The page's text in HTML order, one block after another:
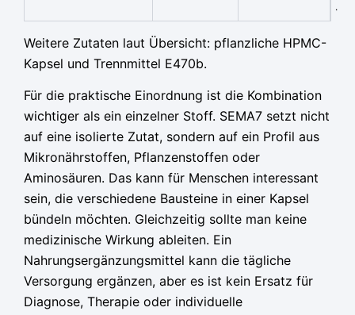
.
Weitere Zutaten laut Übersicht: pflanzliche HPMC-
Kapsel und Trennmittel E470b.
Für die praktische Einordnung ist die Kombination
wichtiger als ein einzelner Stoff. SEMA7 setzt nicht
auf eine isolierte Zutat, sondern auf ein Profil aus
Mikronährstoffen, Pflanzenstoffen oder
Aminosäuren. Das kann für Menschen interessant
sein, die verschiedene Bausteine in einer Kapsel
bündeln möchten. Gleichzeitig sollte man keine
medizinische Wirkung ableiten. Ein
Nahrungsergänzungsmittel kann die tägliche
Versorgung ergänzen, aber es ist kein Ersatz für
Diagnose, Therapie oder individuelle